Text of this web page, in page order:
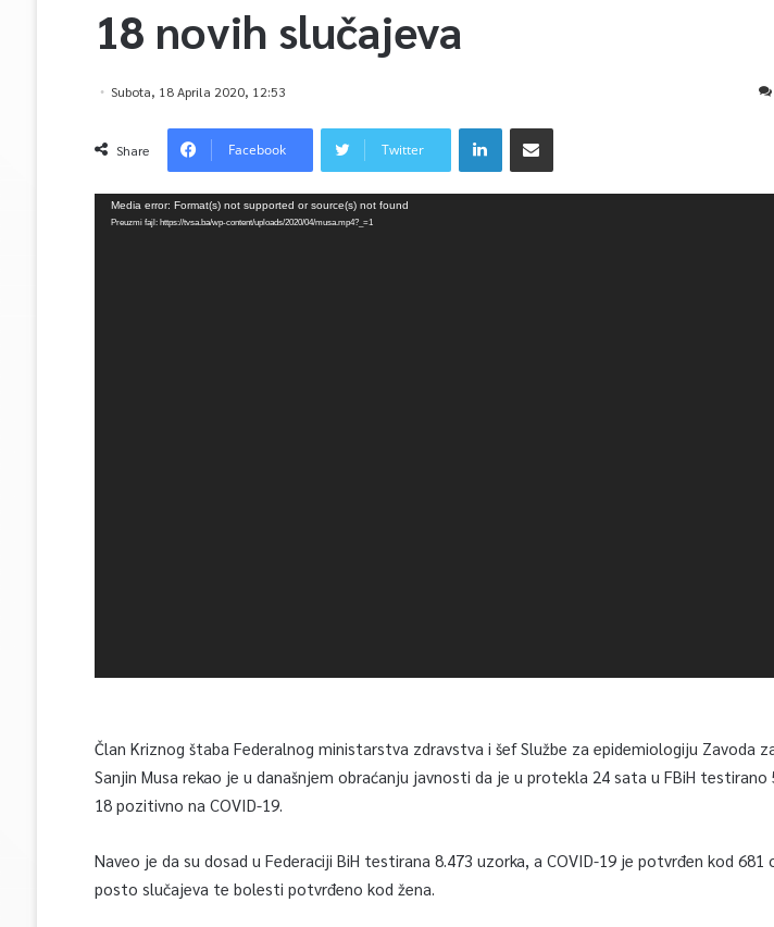
18 novih slučajeva
Subota, 18 Aprila 2020, 12:53
Share Facebook Twitter
Video
Player
Media error: Format(s) not supported or source(s) not found
Preuzmi fajl: https://tvsa.ba/wp-content/uploads/2020/04/musa.mp4?_=1
Član Kriznog štaba Federalnog ministarstva zdravstva i šef Službe za epidemiologiju Zavoda
Sanjin Musa rekao je u današnjem obraćanju javnosti da je u protekla 24 sata u FBiH testirano
18 pozitivno na COVID-19.
Naveo je da su dosad u Federaciji BiH testirana 8.473 uzorka, a COVID-19 je potvrđen kod 681
posto slučajeva te bolesti potvrđeno kod žena.